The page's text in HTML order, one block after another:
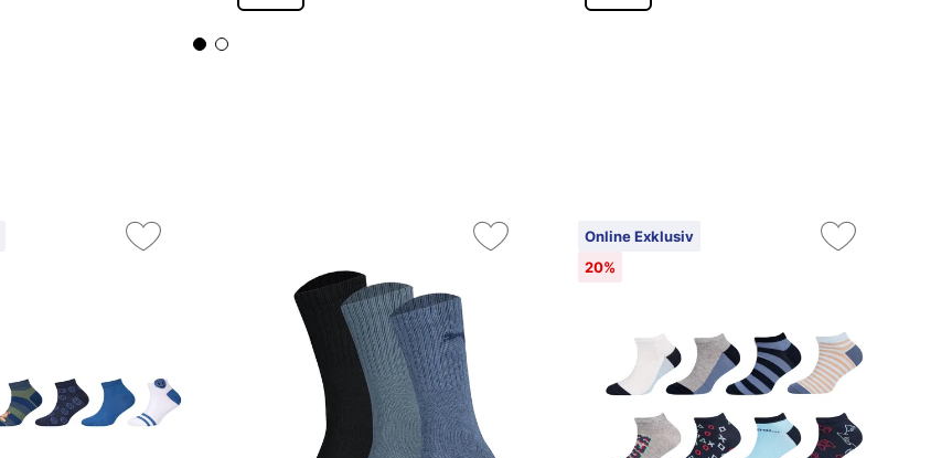
Online Exklusiv
20%